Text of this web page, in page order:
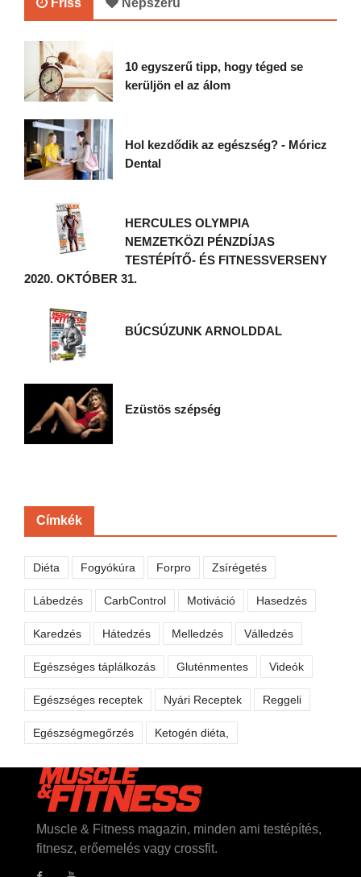
10 egyszerű tipp, hogy téged se
kerüljön el az álom
Hol kezdődik az egészség? - Móricz
Dental
HERCULES OLYMPIA
NEMZETKÖZI PÉNZDÍJAS
TESTÉPÍTŐ- ÉS FITNESSVERSENY
2020. OKTÓBER 31.
BÚCSÚZUNK ARNOLDDAL
Ezüstös szépség
Címkék
Diéta Fogyókúra Forpro Zsírégetés
Lábedzés CarbControl Motiváció Hasedzés
Karedzés Hátedzés Melledzés Válledzés
Egészséges táplálkozás Gluténmentes Videók
Egészséges receptek Nyári Receptek Reggeli
Egészségmegőrzés Ketogén diéta,
Muscle & Fitness magazin, minden ami testépítés,
fitnesz, erőemelés vagy crossfit.